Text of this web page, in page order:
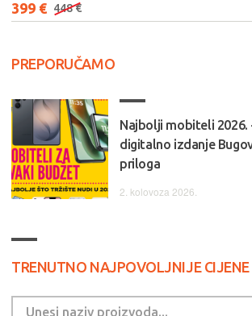
399 € 448 €
PREPORUČAMO
Najbolji mobiteli
digitalno izdanje
priloga
2. kolovoza 2026.
TRENUTNO NAJPOVOLJNIJE